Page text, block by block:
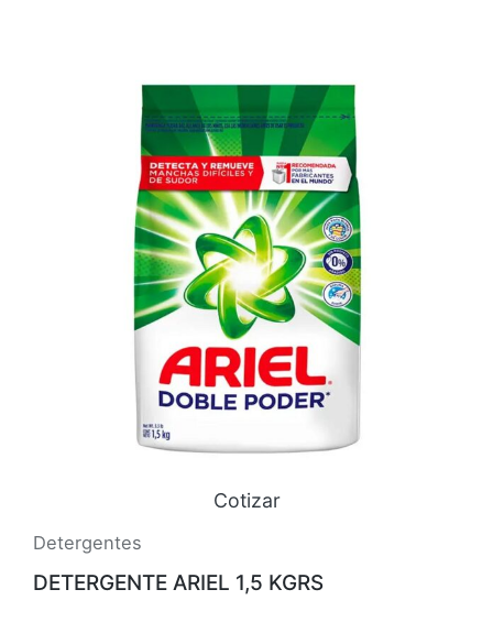
Cotizar
Detergentes
DETERGENTE ARIEL 1,5 KGRS